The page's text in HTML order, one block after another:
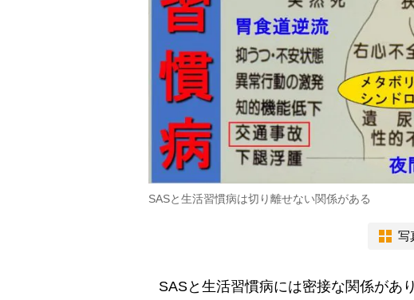
SASと生活習慣病は切り離せない関係がある
写
SASと生活習慣病には密接な関係があ